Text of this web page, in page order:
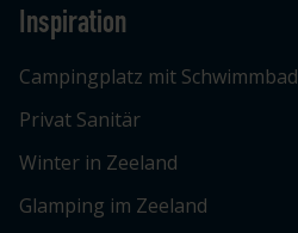
Inspiration
Campingplatz mit Schwimmbad
Privat Sanitär
Winter in Zeeland
Glamping im Zeeland